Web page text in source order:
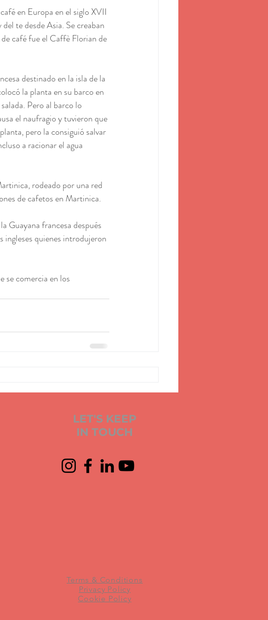
en Europa en el siglo XVII
te desde Asia. Se creaban
café fue el Caffè Florian de
destinado en la isla de la
la planta en su barco en
Pero al barco lo
el naufragio y tuvieron que
pero la consiguió salvar
a racionar el agua
rodeado por una red
de cafetos en Martinica.
Guayana francesa después
ingleses quienes introdujeron
se comercia en los
LET'S KEEP
IN TOUCH
Terms & Conditions
Privacy Policy
Cookie Policy